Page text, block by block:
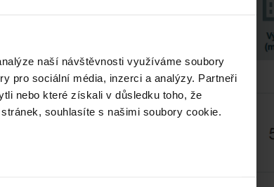
naší návštěvnosti využíváme soubory
pro sociální média, inzerci a analýzy. Partneři
nebo které získali v důsledku toho, že
souhlasíte s našimi soubory cookie.